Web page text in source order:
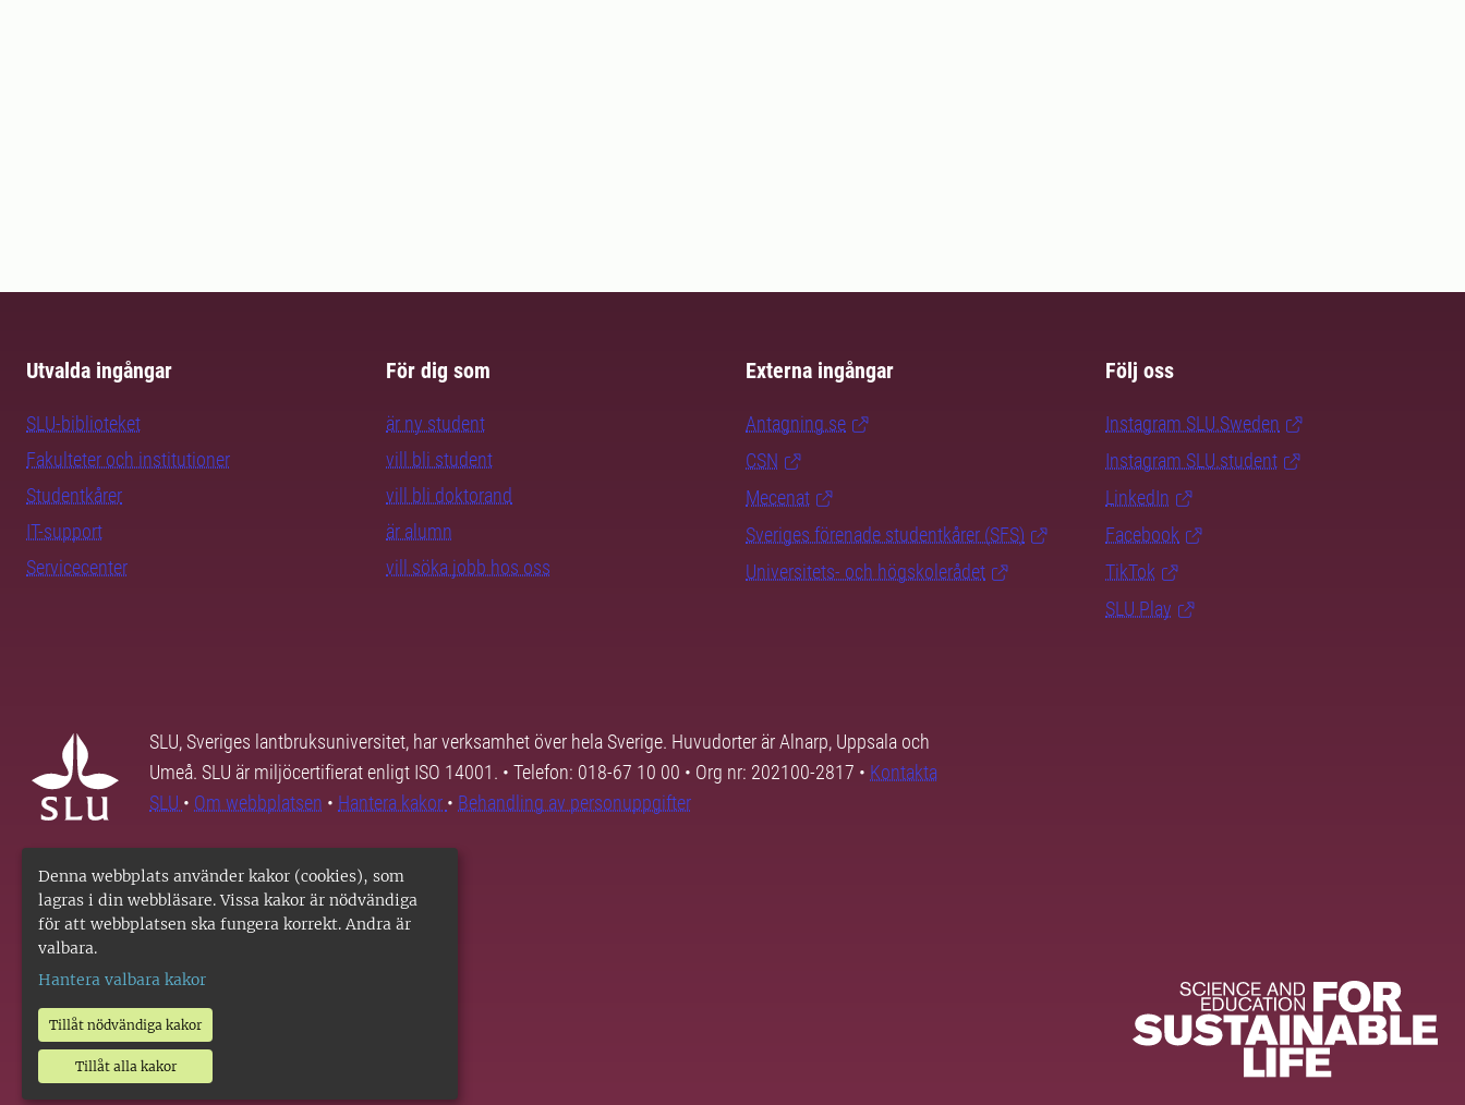
Denna webbplats använder kakor (cookies), som
lagras i din webbläsare. Vissa kakor är nödvändiga
för att webbplatsen ska fungera korrekt. Andra är
valbara.
Hantera valbara kakor
Tillåt nödvändiga kakor
Tillåt alla kakor
Utvalda ingångar
SLU-biblioteket
Fakulteter och institutioner
Studentkårer
IT-support
Servicecenter
För dig som
är ny student
vill bli student
vill bli doktorand
är alumn
vill söka jobb hos oss
Externa ingångar
Antagning.se
CSN
Mecenat
Sveriges förenade studentkårer (SFS)
Universitets- och högskolerådet
Följ oss
Instagram SLU.Sweden
Instagram SLU.student
LinkedIn
Facebook
TikTok
SLU Play
SLU, Sveriges lantbruksuniversitet, har verksamhet över hela Sverige. Huvudorter är Alnarp, Uppsala och
Umeå. SLU är miljöcertifierat enligt ISO 14001. • Telefon: 018-67 10 00 • Org nr: 202100-2817 • Kontakta
SLU • Om webbplatsen • Hantera kakor • Behandling av personuppgifter